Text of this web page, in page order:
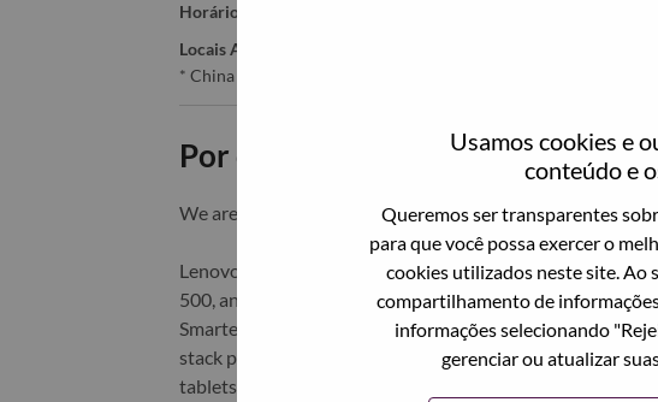
Usamos cookies e
conteúdo e
Queremos ser transparentes
para que você possa exercer o
cookies utilizados neste site. Ao
compartilhamento de
informações selecionando
gerenciar ou atualizar
Horário De Trabalho:
Locais Adicionais
* China - Beijing - 北京（Beijing）
Por que trabalhar na Lenovo
We are Lenovo. We do what we say. We own what we
Lenovo is a US$83 billion revenue global technology
500, and serving millions of customers every day in 180
Smarter Technology for All, Lenovo has built on its
stack portfolio of AI-enabled, AI-ready, and AI-optimized
tablets), infrastructure (server, storage, edge, high